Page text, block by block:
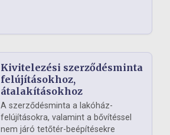
Kivitelezési szerződésminta
felújításokhoz,
átalakításokhoz
A szerződésminta a lakóház-
felújításokra, valamint a bővítéssel
nem járó tetőtér-beépítésekre